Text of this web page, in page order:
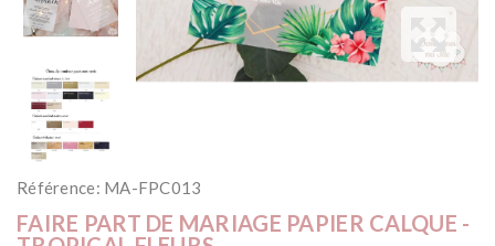
Référence: MA-FPC013
FAIRE PART DE MARIAGE PAPIER CALQUE -